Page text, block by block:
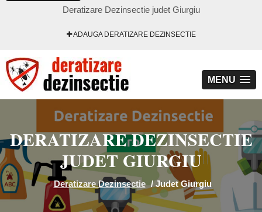
Deratizare Dezinsectie judet Giurgiu
ADAUGA DERATIZARE DEZINSECTIE
MENU
DERATIZARE DEZINSECTIE
JUDET GIURGIU
Deratizare Dezinsectie /Judet Giurgiu